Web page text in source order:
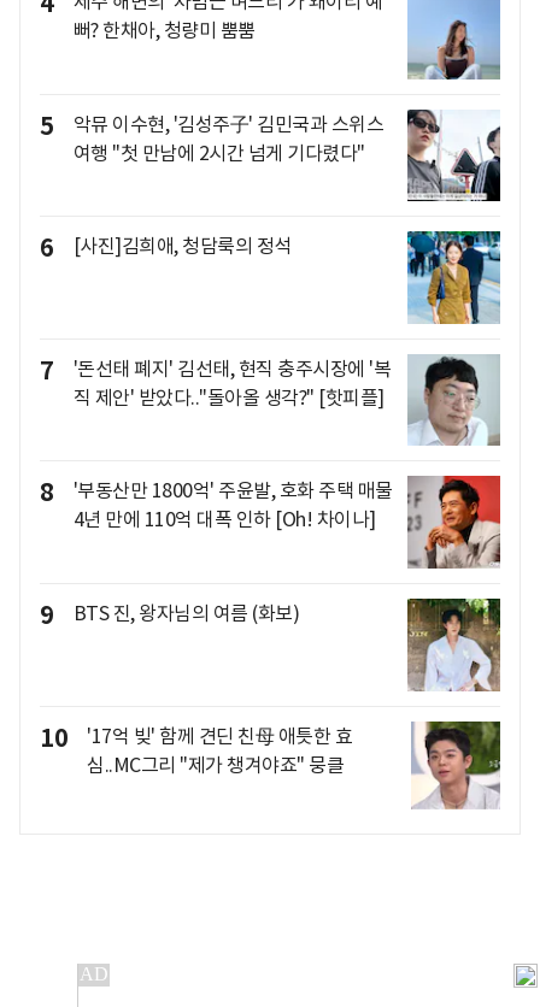
뻐? 한채아, 청량미 뿜뿜
5
악뮤 이수현, '김성주子' 김민국과 스위스
여행 "첫 만남에 2시간 넘게 기다렸다"
6 [사진]김희애, 청담룩의 정석
7
'돈선태 폐지' 김선태, 현직 충주시장에 '복
직 제안' 받았다.."돌아올 생각?" [핫피플]
8
'부동산만 1800억' 주윤발, 호화 주택 매물
4년 만에 110억 대폭 인하 [Oh! 차이나]
9 BTS 진, 왕자님의 여름 (화보)
10
'17억 빚' 함께 견딘 친母 애틋한 효
심..MC그리 "제가 챙겨야죠" 뭉클